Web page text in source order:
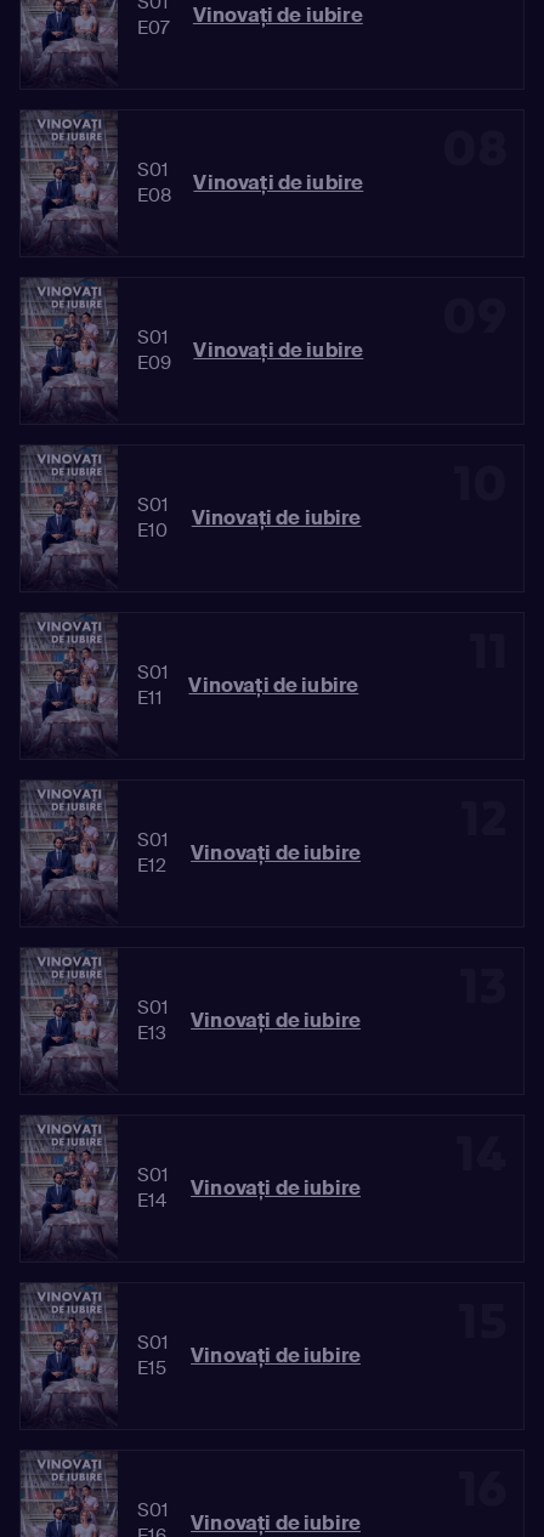
E07
Vinovaţi de iubire
S01
E08
Vinovaţi de iubire
S01
E09
Vinovaţi de iubire
S01
E10
Vinovaţi de iubire
S01
E11
Vinovaţi de iubire
S01
E12
Vinovaţi de iubire
S01
E13
Vinovaţi de iubire
S01
E14
Vinovaţi de iubire
S01
E15
Vinovaţi de iubire
S01
Vinovaţi de iubire